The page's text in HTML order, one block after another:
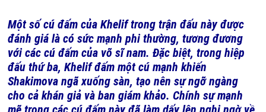
Một số cú đấm của Khelif trong trận đấu này được
đánh giá là có sức mạnh phi thường, tương đương
với các cú đấm của võ sĩ nam. Đặc biệt, trong hiệp
đấu thứ ba, Khelif đấm một cú mạnh khiến
Shakimova ngã xuống sàn, tạo nên sự ngỡ ngàng
cho cả khán giả và ban giám khảo. Chính sự mạnh